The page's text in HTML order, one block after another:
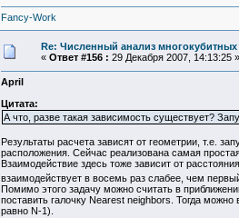
Fancy-Work
Re: Численный анализ многокубитных
« Ответ #156 : 29 Декабря 2007, 14:13:25 »
April
Цитата:
А что, разве такая зависимость существует?
Результаты расчета зависят от геометрии, т.е.
расположения. Сейчас реализована самая
Взаимодействие здесь тоже зависит от
взаимодействует в восемь раз слабее, чем
Помимо этого задачу можно считать в
поставить галочку Nearest neighbors. Тогда
равно N-1).